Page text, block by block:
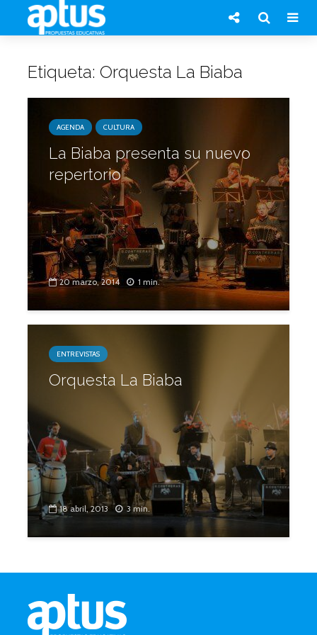
Etiqueta: Orquesta La Biaba
AGENDA CULTURA
La Biaba presenta su nuevo
repertorio
20 marzo, 2014 1 min.
ENTREVISTAS
Orquesta La Biaba
18 abril, 2013 3 min.